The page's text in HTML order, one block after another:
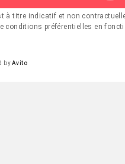
à titre indicatif et non
conditions préférentielles en
byAvito